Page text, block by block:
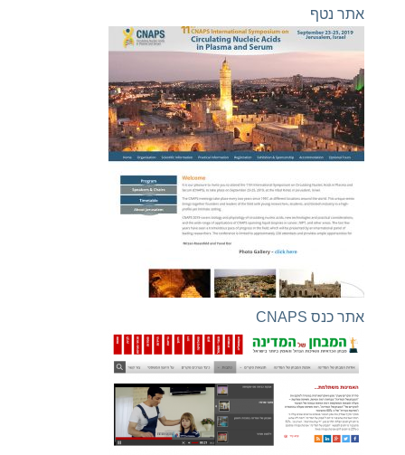
אתר נטף
אתר כנס CNAPS